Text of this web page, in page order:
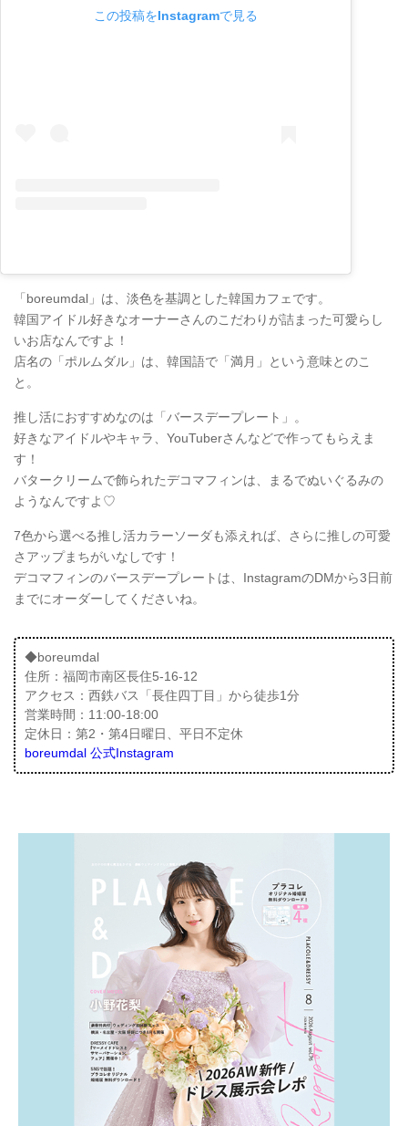
この投稿をInstagramで見る
「boreumdal」は、淡色を基調とした韓国カフェです。
韓国アイドル好きなオーナーさんのこだわりが詰まった可愛らし
いお店なんですよ！
店名の「ポルムダル」は、韓国語で「満月」という意味とのこ
と。
推し活におすすめなのは「バースデープレート」。
好きなアイドルやキャラ、YouTuberさんなどで作ってもらえま
す！
バタークリームで飾られたデコマフィンは、まるでぬいぐるみの
ようなんですよ♡
7色から選べる推し活カラーソーダも添えれば、さらに推しの可愛
さアップまちがいなしです！
デコマフィンのバースデープレートは、InstagramのDMから3日前
までにオーダーしてくださいね。
◆boreumdal
住所：福岡市南区長住5-16-12
アクセス：西鉄バス「長住四丁目」から徒歩1分
営業時間：11:00-18:00
定休日：第2・第4日曜日、平日不定休
boreumdal 公式Instagram